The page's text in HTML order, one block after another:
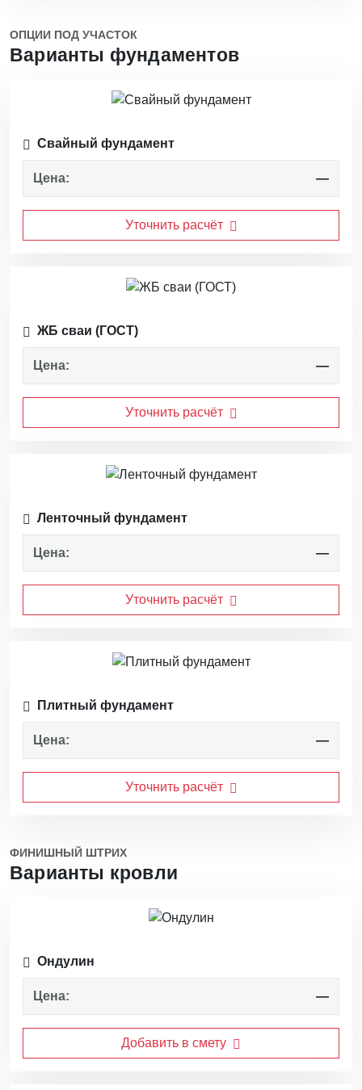
ОПЦИИ ПОД УЧАСТОК
Варианты фундаментов
Свайный фундамент
Цена: —
Уточнить расчёт
ЖБ сваи (ГОСТ)
Цена: —
Уточнить расчёт
Ленточный фундамент
Цена: —
Уточнить расчёт
Плитный фундамент
Цена: —
Уточнить расчёт
ФИНИШНЫЙ ШТРИХ
Варианты кровли
Ондулин
Цена: —
Добавить в смету